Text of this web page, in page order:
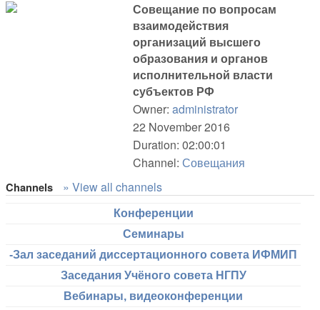
Совещание по вопросам
взаимодействия
организаций высшего
образования и органов
исполнительной власти
субъектов РФ
Owner: administrator
22 November 2016
Duration: 02:00:01
Channel: Совещания
Channels » View all channels
Конференции
Семинары
-Зал заседаний диссертационного совета ИФМИП
Заседания Учёного совета НГПУ
Вебинары, видеоконференции